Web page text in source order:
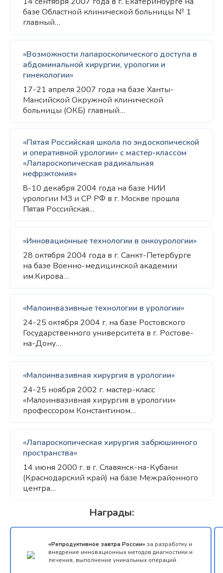
Награды:
«Репродуктивное завтра России» за разработку и
внедрение инновационных методов диагностики и
лечения, выполнение уникальных операций.
базе Областной клинической больницы № 1
главный…
«Возможности лапароскопического доступа в
абдоминальной хирургии, урологии и
гинекологии»
17-21 апреля 2007 года на базе Ханты-
Мансийской Окружной клинической
больницы (ОКБ) главный…
«Пятая Российская школа по эндоскопической
и оперативной урологии» c мастер-классом
«Лапароскопическая радикальная
нефрэктомия»
8-10 декабря 2004 года на базе НИИ
урологии МЗ и СР РФ в г. Москве прошла
Пятая Российская…
«Инновационные технологии в онкоурологии»
28 октября 2004 года в г. Санкт-Петербурге
на базе Военно-медицинской академии
им.Кирова…
«Малоинвазивные технологии в урологии»
24-25 октября 2004 г. на базе Ростовского
Государственного университета в г. Ростове-
на-Дону…
«Малоинвазивная хирургия в урологии»
24-25 ноября 2002 г. мастер-класс
«Малоинвазивная хирургия в урологии»
профессором Константином…
«Лапароскопическая хирургия забрюшинного
пространства»
14 июня 2000 г. в г. Славянск-на-Кубани
(Краснодарский край) на базе Межрайонного
центра…